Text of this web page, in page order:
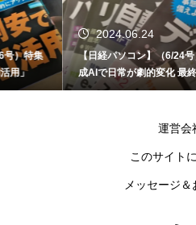
2024.06.24
【日経パソコン】（6/24号）【生
成AIで日常が劇的変化 最終回】 A
I時代のアプリケーション／サービ
運営会
このサイト
メッセージ